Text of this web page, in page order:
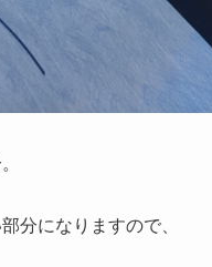
分になりますので、